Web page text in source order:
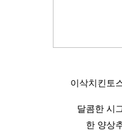
이삭치킨토
달콤한 시
한 양상